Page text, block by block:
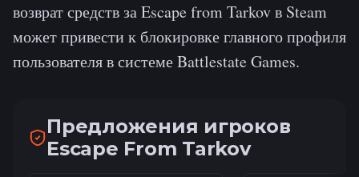
возврат средств за Escape from Tarkov в Steam
может привести к блокировке главного профиля
пользователя в системе Battlestate Games.
Предложения игроков
Escape From Tarkov